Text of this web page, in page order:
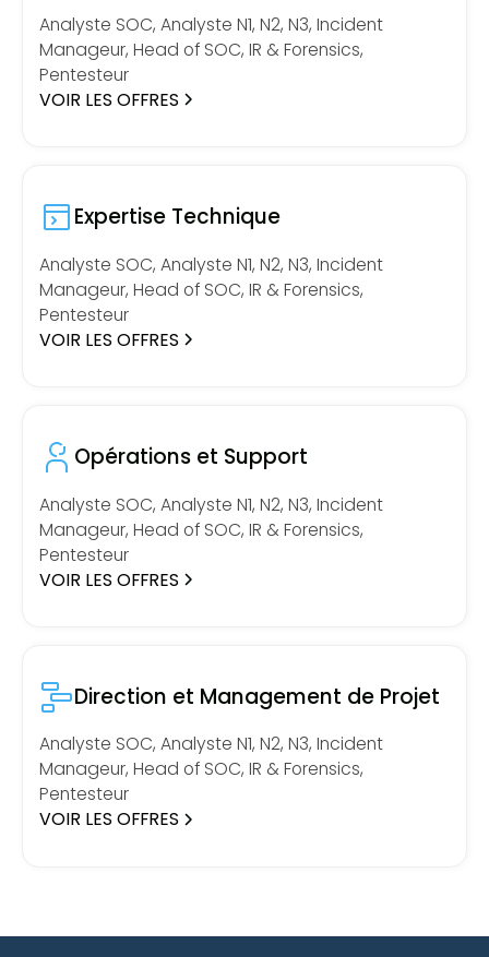
Analyste SOC, Analyste N1, N2, N3, Incident
Manageur, Head of SOC, IR & Forensics,
Pentesteur
VOIR LES OFFRES
Expertise Technique
Analyste SOC, Analyste N1, N2, N3, Incident
Manageur, Head of SOC, IR & Forensics,
Pentesteur
VOIR LES OFFRES
Opérations et Support
Analyste SOC, Analyste N1, N2, N3, Incident
Manageur, Head of SOC, IR & Forensics,
Pentesteur
VOIR LES OFFRES
Direction et Management de Projet
Analyste SOC, Analyste N1, N2, N3, Incident
Manageur, Head of SOC, IR & Forensics,
Pentesteur
VOIR LES OFFRES